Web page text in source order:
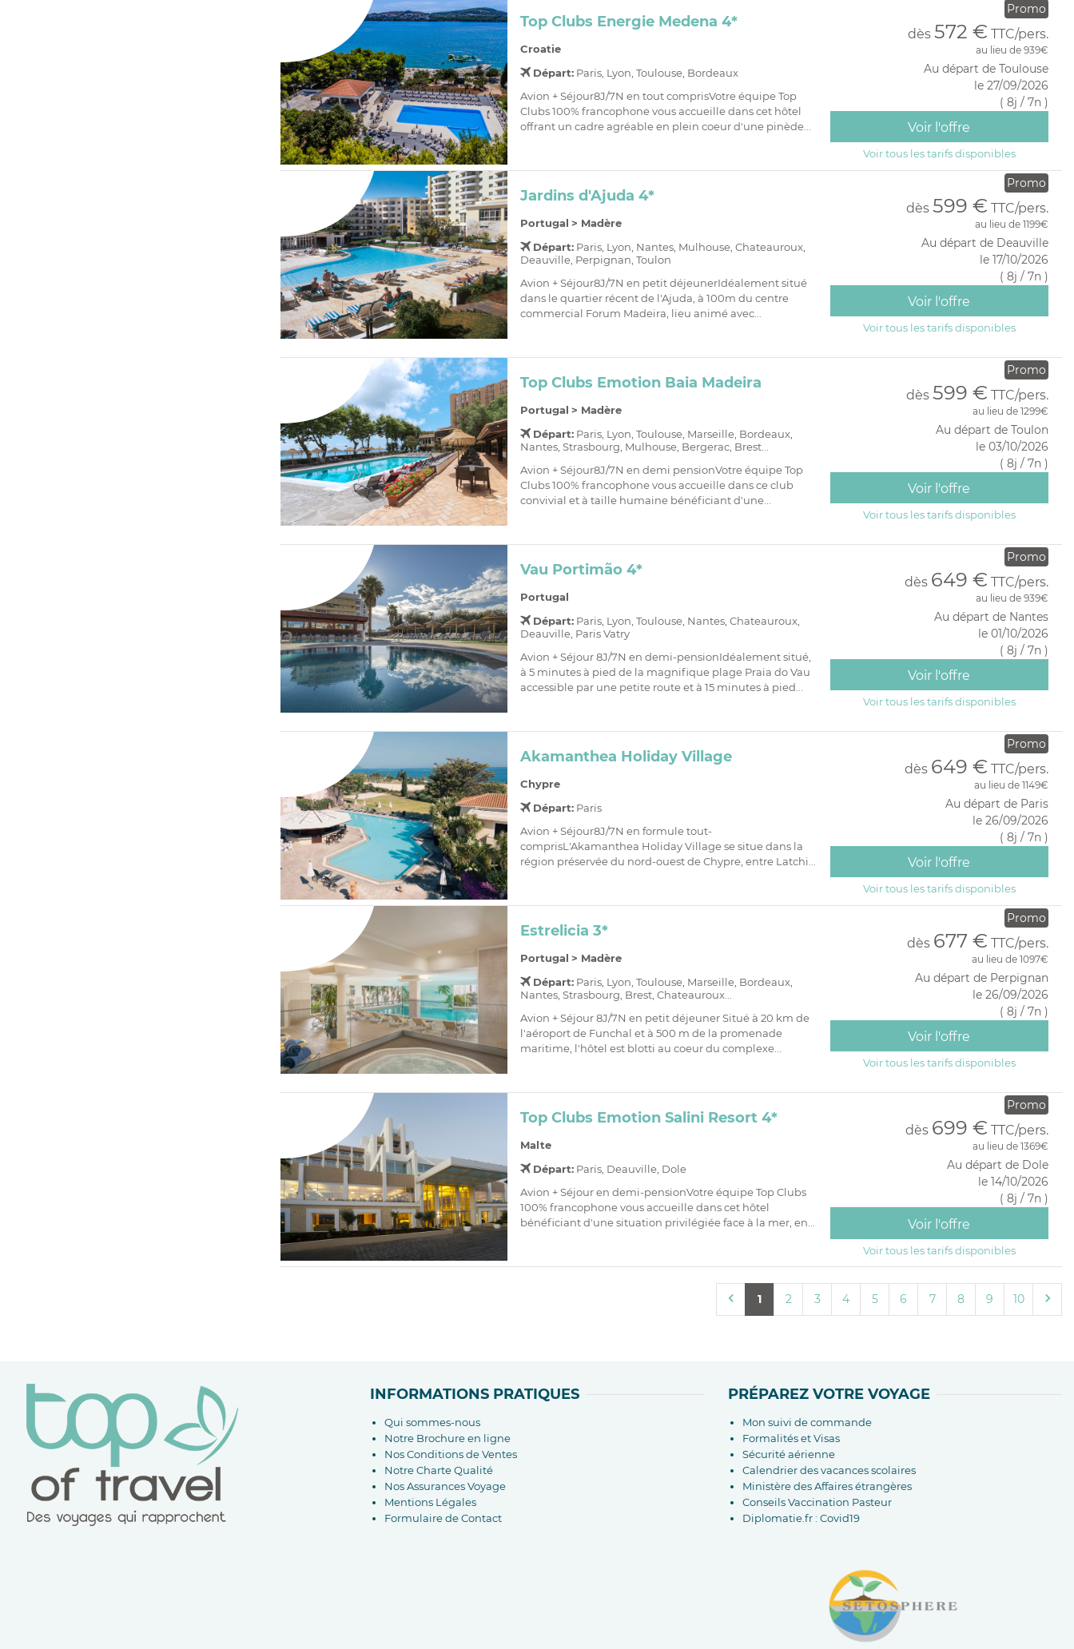
Top Clubs Energie Medena 4*
Croatie
Départ:Paris, Lyon, Toulouse, Bordeaux
Avion + Séjour8J/7N en tout comprisVotre équipe Top
Clubs 100% francophone vous accueille dans cet hôtel
offrant un cadre agréable en plein coeur d'une pinède...
Promo
dès572 € TTC/pers.
au lieu de 939€
Au départ de Toulouse
le 27/09/2026
( 8j / 7n )
Voir l'offre
Voir tous les tarifs disponibles
Jardins d'Ajuda 4*
Portugal > Madère
Départ:Paris, Lyon, Nantes, Mulhouse, Chateauroux,
Deauville, Perpignan, Toulon
Avion + Séjour8J/7N en petit déjeunerIdéalement situé
dans le quartier récent de l'Ajuda, à 100m du centre
commercial Forum Madeira, lieu animé avec...
Promo
dès599 € TTC/pers.
au lieu de 1199€
Au départ de Deauville
le 17/10/2026
( 8j / 7n )
Voir l'offre
Voir tous les tarifs disponibles
Top Clubs Emotion Baia Madeira
Portugal > Madère
Départ:Paris, Lyon, Toulouse, Marseille, Bordeaux,
Nantes, Strasbourg, Mulhouse, Bergerac, Brest...
Avion + Séjour8J/7N en demi pensionVotre équipe Top
Clubs 100% francophone vous accueille dans ce club
convivial et à taille humaine bénéficiant d'une...
Promo
dès599 € TTC/pers.
au lieu de 1299€
Au départ de Toulon
le 03/10/2026
( 8j / 7n )
Voir l'offre
Voir tous les tarifs disponibles
Vau Portimão 4*
Portugal
Départ:Paris, Lyon, Toulouse, Nantes, Chateauroux,
Deauville, Paris Vatry
Avion + Séjour 8J/7N en demi-pensionIdéalement situé,
à 5 minutes à pied de la magnifique plage Praia do Vau
accessible par une petite route et à 15 minutes à pied...
Promo
dès 649 € TTC/pers.
au lieu de 939€
Au départ de Nantes
le 01/10/2026
( 8j / 7n )
Voir l'offre
Voir tous les tarifs disponibles
Akamanthea Holiday Village
Chypre
Départ:Paris
Avion + Séjour8J/7N en formule tout-
comprisL'Akamanthea Holiday Village se situe dans la
région préservée du nord-ouest de Chypre, entre Latchi...
Promo
dès 649 € TTC/pers.
au lieu de 1149€
Au départ de Paris
le 26/09/2026
( 8j / 7n )
Voir l'offre
Voir tous les tarifs disponibles
Estrelicia 3*
Portugal > Madère
Départ:Paris, Lyon, Toulouse, Marseille, Bordeaux,
Nantes, Strasbourg, Brest, Chateauroux...
Avion + Séjour 8J/7N en petit déjeuner Situé à 20 km de
l'aéroport de Funchal et à 500 m de la promenade
maritime, l'hôtel est blotti au coeur du complexe...
Promo
dès 677 € TTC/pers.
au lieu de 1097€
Au départ de Perpignan
le 26/09/2026
( 8j / 7n )
Voir l'offre
Voir tous les tarifs disponibles
Top Clubs Emotion Salini Resort 4*
Malte
Départ:Paris, Deauville, Dole
Avion + Séjour en demi-pensionVotre équipe Top Clubs
100% francophone vous accueille dans cet hôtel
bénéficiant d'une situation privilégiée face à la mer, en...
Promo
dès 699 € TTC/pers.
au lieu de 1369€
Au départ de Dole
le 14/10/2026
( 8j / 7n )
Voir l'offre
Voir tous les tarifs disponibles
1 2 3 4 5 6 7 8 9 10
INFORMATIONS PRATIQUES
Qui sommes-nous
Notre Brochure en ligne
Nos Conditions de Ventes
Notre Charte Qualité
Nos Assurances Voyage
Mentions Légales
Formulaire de Contact
PRÉPAREZ VOTRE VOYAGE
Mon suivi de commande
Formalités et Visas
Sécurité aérienne
Calendrier des vacances scolaires
Ministère des Affaires étrangères
Conseils Vaccination Pasteur
Diplomatie.fr : Covid19